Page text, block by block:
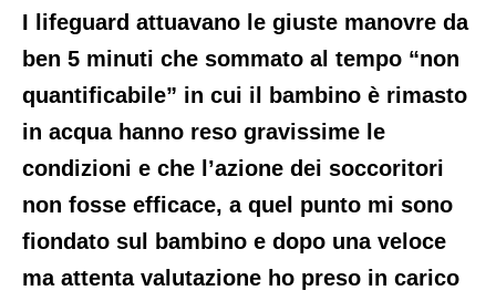
I lifeguard attuavano le giuste manovre da
ben 5 minuti che sommato al tempo “non
quantificabile” in cui il bambino è rimasto
in acqua hanno reso gravissime le
condizioni e che l’azione dei soccoritori
non fosse efficace, a quel punto mi sono
fiondato sul bambino e dopo una veloce
ma attenta valutazione ho preso in carico